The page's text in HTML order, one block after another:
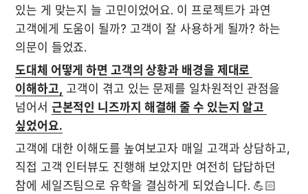
있는 게 맞는지 늘 고민이었어요. 이 프로젝트가 과연
고객에게 도움이 될까? 고객이 잘 사용하게 될까? 하는
의문이 들었죠.
도대체 어떻게 하면 고객의 상황과 배경을 제대로
이해하고, 고객이 겪고 있는 문제를 일차원적인 관점을
넘어서 근본적인 니즈까지 해결해 줄 수 있는지 알고
고객에 대한 이해도를 높여보고자 매일 고객과 상담하고,
직접 고객 인터뷰도 진행해 보았지만 여전히 답답하던
참에 세일즈팀으로 유학을 결심하게 되었습니다. 💪🏻